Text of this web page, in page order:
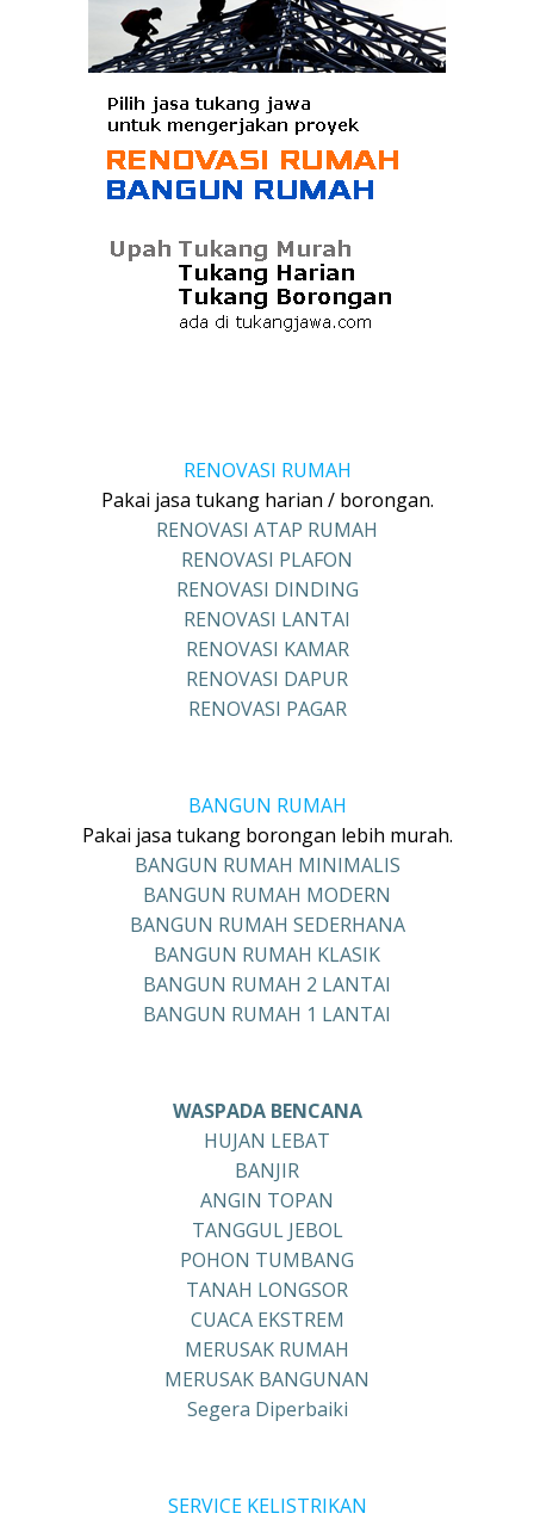
RENOVASI RUMAH
Pakai jasa tukang harian / borongan.
RENOVASI ATAP RUMAH
RENOVASI PLAFON
RENOVASI DINDING
RENOVASI LANTAI
RENOVASI KAMAR
RENOVASI DAPUR
RENOVASI PAGAR
BANGUN RUMAH
Pakai jasa tukang borongan lebih murah.
BANGUN RUMAH MINIMALIS
BANGUN RUMAH MODERN
BANGUN RUMAH SEDERHANA
BANGUN RUMAH KLASIK
BANGUN RUMAH 2 LANTAI
BANGUN RUMAH 1 LANTAI
WASPADA BENCANA
HUJAN LEBAT
BANJIR
ANGIN TOPAN
TANGGUL JEBOL
POHON TUMBANG
TANAH LONGSOR
CUACA EKSTREM
MERUSAK RUMAH
MERUSAK BANGUNAN
Segera Diperbaiki
SERVICE KELISTRIKAN